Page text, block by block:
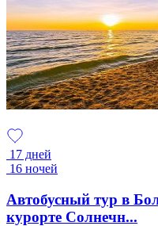
17 дней
16 ночей
Автобусный тур в
курорте Солнечн...